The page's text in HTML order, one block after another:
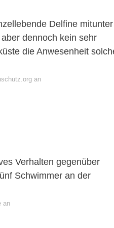
Delfine mitunter
dennoch kein sehr
die Anwesenheit
an
Verhalten gegenüber
Schwimmer an der
an